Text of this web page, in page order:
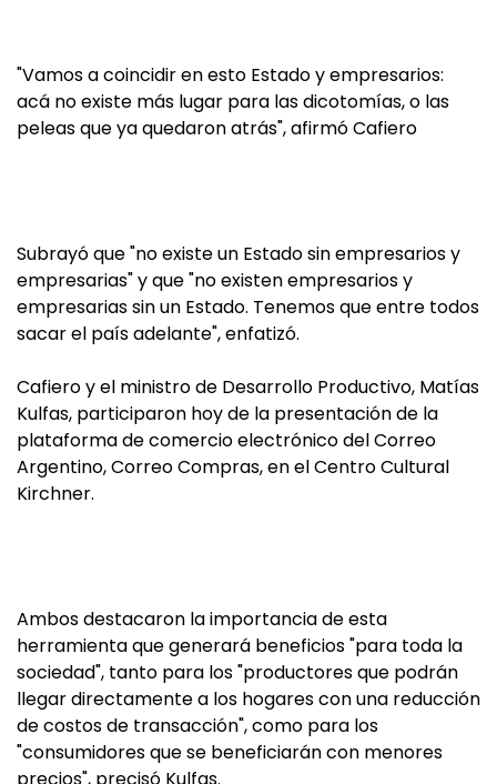
"Vamos a coincidir en esto Estado y empresarios:
acá no existe más lugar para las dicotomías, o las
peleas que ya quedaron atrás", afirmó Cafiero
Subrayó que "no existe un Estado sin empresarios y
empresarias" y que "no existen empresarios y
empresarias sin un Estado. Tenemos que entre todos
sacar el país adelante", enfatizó.
Cafiero y el ministro de Desarrollo Productivo, Matías
Kulfas, participaron hoy de la presentación de la
plataforma de comercio electrónico del Correo
Argentino, Correo Compras, en el Centro Cultural
Kirchner.
Ambos destacaron la importancia de esta
herramienta que generará beneficios "para toda la
sociedad", tanto para los "productores que podrán
llegar directamente a los hogares con una reducción
de costos de transacción", como para los
"consumidores que se beneficiarán con menores